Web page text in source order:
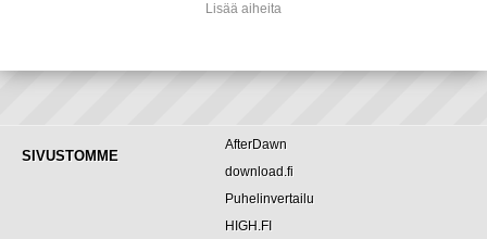
Lisää aiheita
SIVUSTOMME
AfterDawn
download.fi
Puhelinvertailu
HIGH.FI